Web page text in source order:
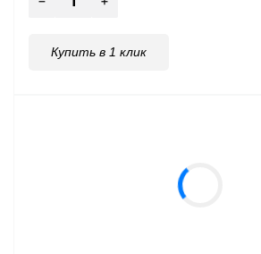
Купить в 1 клик